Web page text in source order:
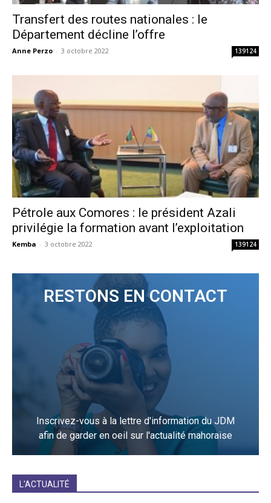
Transfert des routes nationales : le
Département décline l’offre
Anne Perzo - 3 octobre 2022 139124
Pétrole aux Comores : le président Azali
privilégie la formation avant l’exploitation
Kemba - 3 octobre 2022 139124
RESTONS EN CONTACT
Inscrivez-vous à la lettre d'information du JDM
afin de garder en oeil sur l'actualité mahoraise
L'ACTUALITÉ